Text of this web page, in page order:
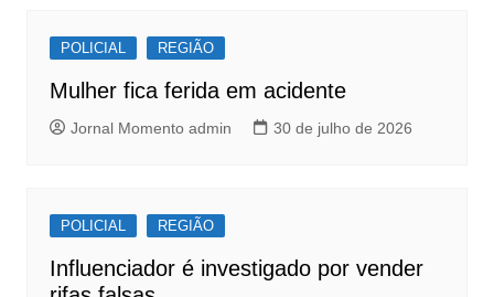
o
o
k
p
p
POLICIAL REGIÃO
Mulher fica ferida em acidente
Jornal Momento admin 30 de julho de 2026
POLICIAL REGIÃO
Influenciador é investigado por vender